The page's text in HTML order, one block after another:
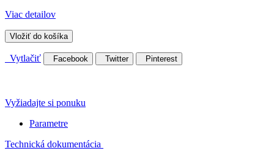
Viac detailov
Vložiť do košíka
Vytlačiť Facebook Twitter Pinterest
Vyžiadajte si ponuku
Parametre
Technická dokumentácia